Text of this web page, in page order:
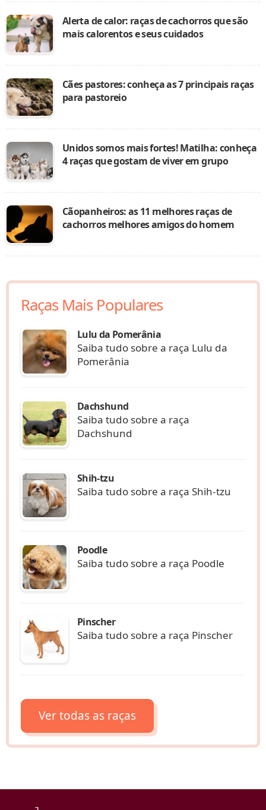
Alerta de calor: raças de cachorros que são
mais calorentos e seus cuidados
Cães pastores: conheça as 7 principais raças
para pastoreio
Unidos somos mais fortes! Matilha: conheça
4 raças que gostam de viver em grupo
Cãopanheiros: as 11 melhores raças de
cachorros melhores amigos do homem
Raças Mais Populares
Lulu da Pomerânia
Saiba tudo sobre a raça Lulu da
Pomerânia
Dachshund
Saiba tudo sobre a raça
Dachshund
Shih-tzu
Saiba tudo sobre a raça Shih-tzu
Poodle
Saiba tudo sobre a raça Poodle
Pinscher
Saiba tudo sobre a raça Pinscher
Ver todas as raças